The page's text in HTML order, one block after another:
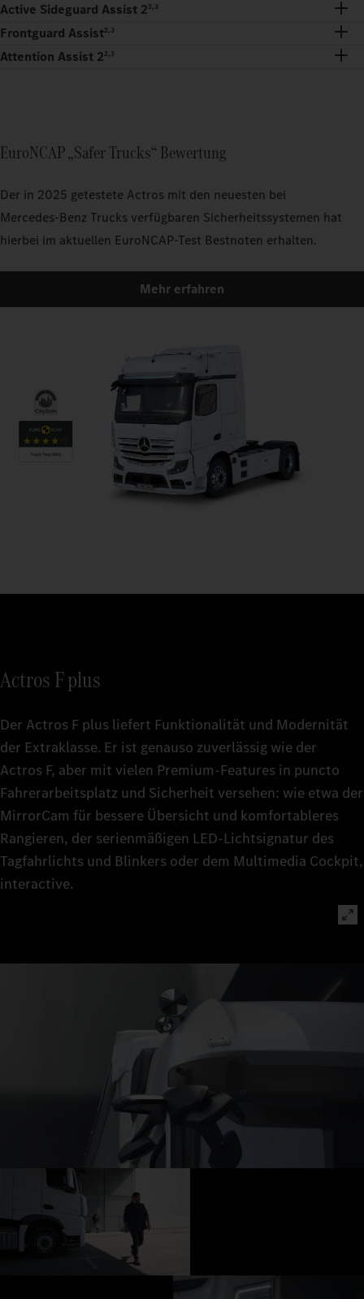
Active Sideguard Assist 22,3
Frontguard Assist2,3
Attention Assist 22,3
EuroNCAP „Safer Trucks“ Bewertung
Der in 2025 getestete Actros mit den neuesten bei
Mercedes‑Benz Trucks verfügbaren Sicherheitssystemen hat
hierbei im aktuellen EuroNCAP-Test Bestnoten erhalten.
Mehr erfahren
Actros F plus
Der Actros F plus liefert Funktionalität und Modernität
der Extraklasse. Er ist genauso zuverlässig wie der
Actros F, aber mit vielen Premium-Features in puncto
Fahrerarbeitsplatz und Sicherheit versehen: wie etwa der
MirrorCam für bessere Übersicht und komfortableres
Rangieren, der serienmäßigen LED‑Lichtsignatur des
Tagfahrlichts und Blinkers oder dem Multimedia Cockpit,
interactive.